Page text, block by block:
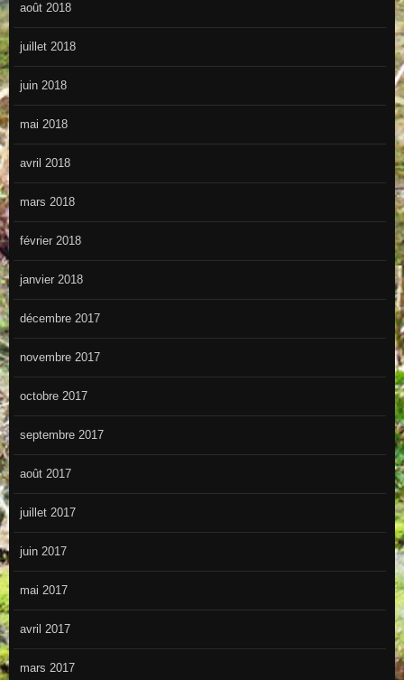
août 2018
juillet 2018
juin 2018
mai 2018
avril 2018
mars 2018
février 2018
janvier 2018
décembre 2017
novembre 2017
octobre 2017
septembre 2017
août 2017
juillet 2017
juin 2017
mai 2017
avril 2017
mars 2017